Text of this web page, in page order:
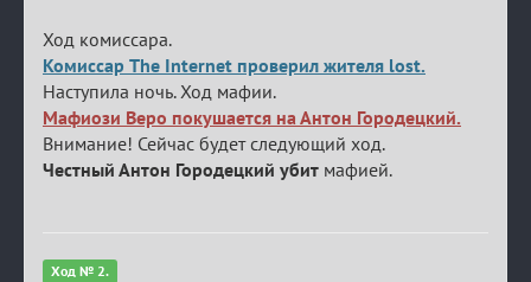
Ход комиссара.
Комиссар The Internet проверил жителя lost.
Наступила ночь. Ход мафии.
Мафиози Веро покушается на Антон Городецкий.
Внимание! Сейчас будет следующий ход.
Честный Антон Городецкий убит мафией.
Ход № 2.